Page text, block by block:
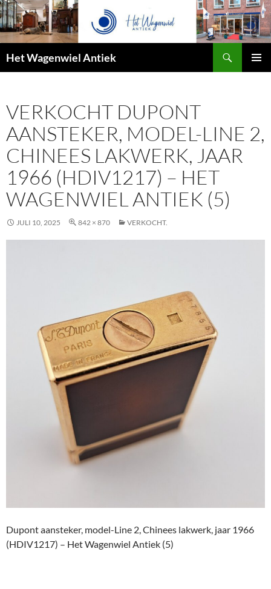
Het Wagenwiel Antiek
VERKOCHT DUPONT
AANSTEKER, MODEL-LINE 2,
CHINEES LAKWERK, JAAR
1966 (HDIV1217) – HET
WAGENWIEL ANTIEK (5)
JULI 10, 2025 842 × 870 VERKOCHT.
Dupont aansteker, model-Line 2, Chinees lakwerk, jaar 1966
(HDIV1217) – Het Wagenwiel Antiek (5)